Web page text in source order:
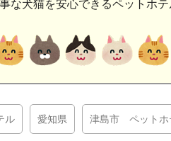
な犬猫を安心できるペットホテ
ル 愛知県 津島市 ペットホ